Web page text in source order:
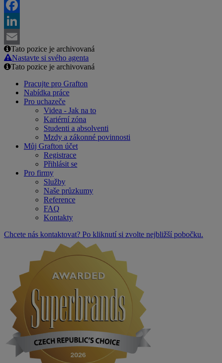
Twitter
Facebook
LinkedIn
Email
Tato pozice je archivovaná
Nastavte si svého agenta
Tato pozice je archivovaná
Pracujte pro Grafton
Nabídka práce
Pro uchazeče
Videa - Jak na to
Kariérní zóna
Studenti a absolventi
Mzdy a zákonné povinnosti
Můj Grafton účet
Registrace
Přihlásit se
Pro firmy
Služby
Naše průzkumy
Reference
FAQ
Kontakty
Chcete nás kontaktovat? Po kliknutí si zvolte nejbližší pobočku.